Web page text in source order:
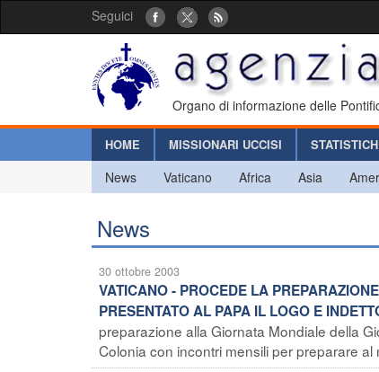
Seguici
Organo di informazione delle
HOME MISSIONARI UCCISI
News Vaticano Africa Asia
News
30 ottobre 2003
VATICANO - PROCEDE LA
PRESENTATO AL PAPA IL LOGO E
preparazione alla Giornata Mondiale della
Colonia con incontri mensili per preparare al